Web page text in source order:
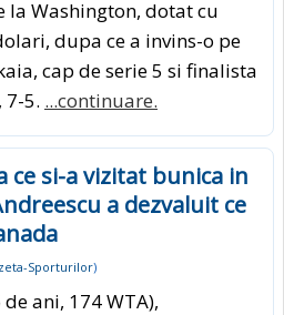
la Washington, dotat cu
dupa ce a invins-o pe
cap de serie 5 si finalista
7-5. ...continuare.
ce si-a vizitat bunica in
a dezvaluit ce
Sporturilor)
ani, 174 WTA),